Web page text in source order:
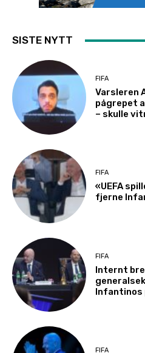
SISTE NYTT
FIFA
Varsleren
pågrepet
– skulle
FIFA
«UEFA
fjerne
FIFA
Internt
Infantinos
FIFA